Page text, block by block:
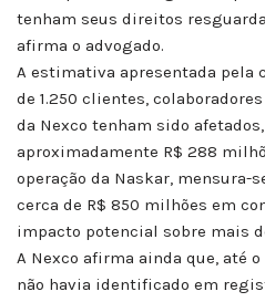
tenham seus direitos
afirma o advogado.
A estimativa apresentada pela
de 1.250 clientes,
da Nexco tenham sido
aproximadamente R$ 288
operação da Naskar, mensura-
cerca de R$ 850 milhões em
impacto potencial sobre mais
A Nexco afirma ainda que, até
não havia identificado em